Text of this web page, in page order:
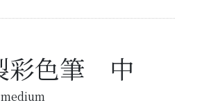
色筆 中